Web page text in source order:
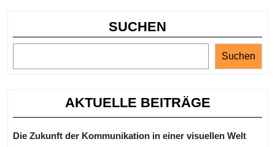
SUCHEN
Suchen
AKTUELLE BEITRÄGE
Die Zukunft der Kommunikation in einer visuellen Welt